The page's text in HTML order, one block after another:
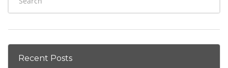
Recent Posts